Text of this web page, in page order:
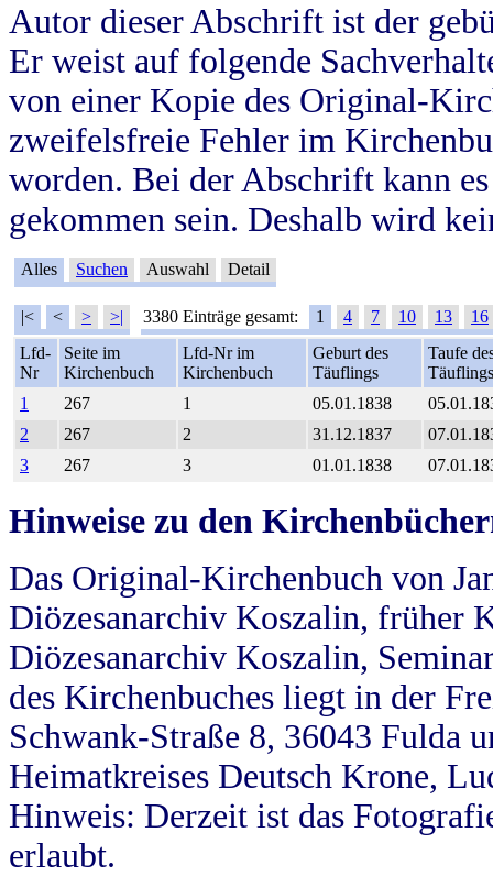
Autor dieser Abschrift ist der
Er weist auf folgende
von einer Kopie des Original-
zweifelsfreie Fehler im
worden. Bei der Abschrift kann
gekommen sein. Deshalb wird
Alles Suchen Auswahl Detail
|< < > >| 3380 Einträge gesamt: 1 4 7 10 13
16
Lfd-
Nr
Seite im
Kirchenbuch
Lfd-Nr im
Kirchenbuch
Geburt des
Täuflings
Taufe
Täuflings
1
267 1 05.01.1838
2
267 2 31.12.1837
3
267 3 01.01.1838
Hinweise zu den
Das Original-Kirchenbuch von
Diözesanarchiv Koszalin, früher
Diözesanarchiv Koszalin,
des Kirchenbuches liegt in der
Schwank-Straße 8, 36043 Fulda
Heimatkreises Deutsch Krone,
Hinweis: Derzeit ist das
erlaubt.